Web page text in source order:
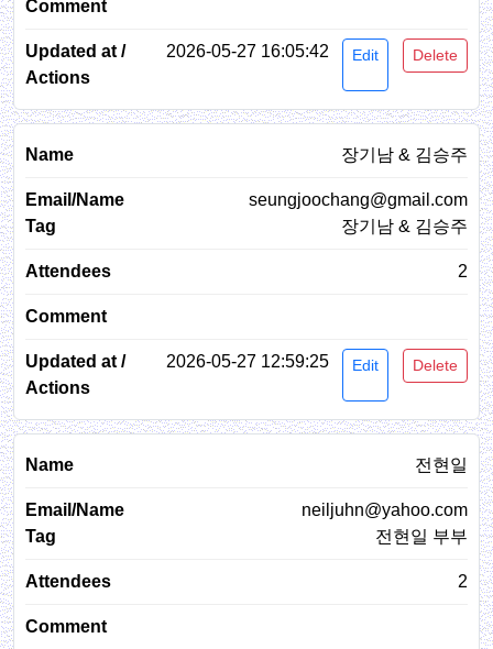
2026-05-27 16:05:42 Edit Delete
장기남 & 김승주
seungjoochang@gmail.com
장기남 & 김승주
2
2026-05-27 12:59:25 Edit Delete
전현일
neiljuhn@yahoo.com
전현일 부부
2